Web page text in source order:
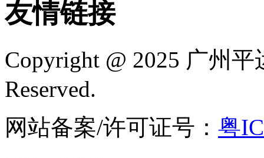
友情链接
Copyright @ 2025 广州平
Reserved.
网站备案/许可证号： 粤